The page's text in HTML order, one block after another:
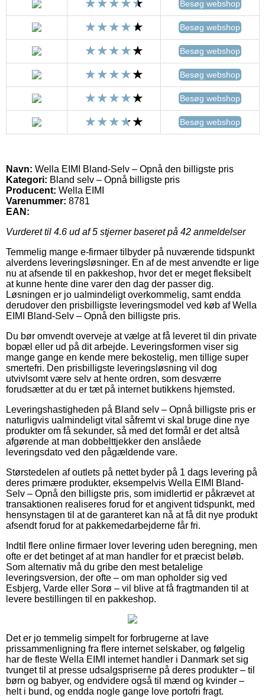
Besøg webshop
Besøg webshop
Besøg webshop
Besøg webshop
Besøg webshop
Besøg webshop
Navn: Wella EIMI Bland-Selv – Opnå den billigste pris
Kategori: Bland selv – Opnå billigste pris
Producent: Wella EIMI
Varenummer: 8781
EAN:
Vurderet til 4.6 ud af 5 stjerner baseret på 42 anmeldelser
Temmelig mange e-firmaer tilbyder på nuværende tidspunkt
alverdens leveringsløsninger. En af de mest anvendte er lige
nu at afsende til en pakkeshop, hvor det er meget fleksibelt
at kunne hente dine varer den dag der passer dig.
Løsningen er jo ualmindeligt overkommelig, samt endda
derudover den prisbilligste leveringsmodel ved køb af Wella
EIMI Bland-Selv – Opnå den billigste pris.
Du bør omvendt overveje at vælge at få leveret til din private
bopæl eller ud på dit arbejde. Leveringsformen viser sig
mange gange en kende mere bekostelig, men tillige super
smertefri. Den prisbilligste leveringsløsning vil dog
utvivlsomt være selv at hente ordren, som desværre
forudsætter at du er tæt på internet butikkens hjemsted.
Leveringshastigheden på Bland selv – Opnå billigste pris er
naturligvis ualmindeligt vital såfremt vi skal bruge dine nye
produkter om få sekunder, så med det formål er det altså
afgørende at man dobbelttjekker den anslåede
leveringsdato ved den pågældende vare.
Størstedelen af outlets på nettet byder på 1 dags levering på
deres primære produkter, eksempelvis Wella EIMI Bland-
Selv – Opnå den billigste pris, som imidlertid er påkrævet at
transaktionen realiseres forud for et angivent tidspunkt, med
hensynstagen til at de garanteret kan nå at få dit nye produkt
afsendt forud for at pakkemedarbejderne får fri.
Indtil flere online firmaer lover levering uden beregning, men
ofte er det betinget af at man handler for et præcist beløb.
Som alternativ må du gribe den mest betalelige
leveringsversion, der ofte – om man opholder sig ved
Esbjerg, Varde eller Sorø – vil blive at få fragtmanden til at
levere bestillingen til en pakkeshop.
Det er jo temmelig simpelt for forbrugerne at lave
prissammenligning fra flere internet selskaber, og følgelig
har de fleste Wella EIMI internet handler i Danmark set sig
tvunget til at presse udsalgspriserne på deres produkter – til
børn og babyer, og endvidere også til mænd og kvinder –
helt i bund, og endda nogle gange love portofri fragt.